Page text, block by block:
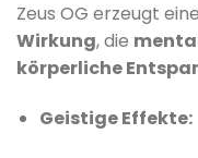
Zeus OG erzeugt eine
Wirkung, die
körperliche
Geistige Effekte: